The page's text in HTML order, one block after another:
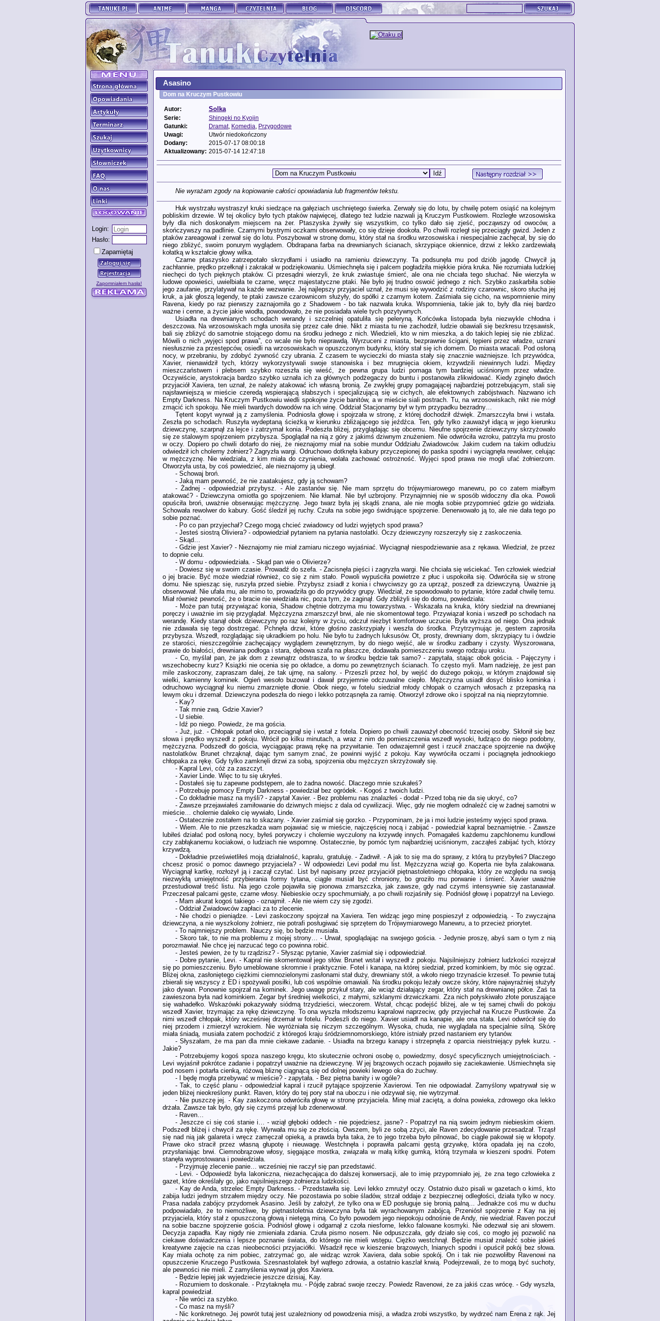
Login:
Hasło:
Zapamiętaj
Zapomniałem hasła!
Asasino
Dom na Kruczym Pustkowiu
Autor: Solka
Serie:
Shingeki no Kyojin
Gatunki:
Dramat, Komedia
Przygodowe
Uwagi:
Utwór niedokończony
Dodany:
2015-07-17 08:00:18
Aktualizowany: 2015-07-14 12:47:18
Nie wyrażam zgody na kopiowanie całości opowiadania lub fragmentów tekstu.
Huk wystrzału wystraszył kruki siedzące na gałęziach uschniętego świerka. Zerwały się do lotu, by chwilę potem osiąść na kolejnym
pobliskim drzewie. W tej okolicy było tych ptaków najwięcej, dlatego też ludzie nazwali ją Kruczym Pustkowiem. Rozległe wrzosowiska
były dla nich doskonałym miejscem na żer. Ptaszyska żywiły się wszystkim, co tylko dało się zjeść, począwszy od owoców, a
skończywszy na padlinie. Czarnymi bystrymi oczkami obserwowały, co się dzieje dookoła. Po chwili rozległ się przeciągły gwizd. Jeden z
ptaków zareagował i zerwał się do lotu. Poszybował w stronę domu, który stał na środku wrzosowiska i niespecjalnie zachęcał, by się do
niego zbliżyć, swoim ponurym wyglądem. Obdrapana farba na drewnianych ścianach, skrzypiące okiennice, drzwi z lekko zardzewiałą
kołatką w kształcie głowy wilka.
Czarne ptaszysko zatrzepotało skrzydłami i usiadło na ramieniu dziewczyny. Ta podsunęła mu pod dziób jagodę. Chwycił ją
zachłannie, prędko przełknął i zakrakał w podziękowaniu. Uśmiechnęła się i palcem pogładziła miękkie pióra kruka. Nie rozumiała ludzkiej
niechęci do tych pięknych ptaków. Ci przesądni wierzyli, że kruk zwiastuje śmierć, ale ona nie chciała tego słuchać. Nie wierzyła w
ludowe opowieści, uwielbiała te czarne, wręcz majestatyczne ptaki. Nie było jej trudno oswoić jednego z nich. Szybko zaskarbiła sobie
jego zaufanie, przylatywał na każde wezwanie. Jej najlepszy przyjaciel uznał, że musi się wywodzić z rodziny czarownic, skoro słucha jej
kruk, a jak głoszą legendy, te ptaki zawsze czarownicom służyły, do spółki z czarnym kotem. Zaśmiała się cicho, na wspomnienie miny
Ravena, kiedy po raz pierwszy zaznajomiła go z Shadowem - bo tak nazwała kruka. Wspomnienia, takie jak to, były dla niej bardzo
ważne i cenne, a życie jakie wiodła, powodowało, że nie posiadała wiele tych pozytywnych.
Usiadła na drewnianych schodach werandy i szczelniej opatuliła się peleryną. Końcówka listopada była niezwykle chłodna i
deszczowa. Na wrzosowiskach mgła unosiła się przez całe dnie. Nikt z miasta tu nie zachodził, ludzie obawiali się bezkresu trzęsawisk,
bali się zbliżyć do samotnie stojącego domu na środku jednego z nich. Wiedzieli, kto w nim mieszka, a do takich lepiej się nie zbliżać.
Mówili o nich „wyjęci spod prawa”, co wcale nie było nieprawdą. Wyrzuceni z miasta, bezprawnie ścigani, tępieni przez władze, uznani
niesłusznie za przestępców, osiedli na wrzosowiskach w opuszczonym budynku, który stał się ich domem. Do miasta wracali. Pod osłoną
nocy, w przebraniu, by zdobyć żywność czy ubrania. Z czasem te wycieczki do miasta stały się znacznie ważniejsze. Ich przywódca,
Xavier, nienawidził tych, którzy wykorzystywali swoje stanowiska i bez mrugnięcia okiem, krzywdzili niewinnych ludzi. Między
mieszczaństwem i plebsem szybko rozeszła się wieść, że pewna grupa ludzi pomaga tym bardziej uciśnionym przez władze.
Oczywiście, arystokracja bardzo szybko uznała ich za głównych podżegaczy do buntu i postanowiła zlikwidować. Kiedy zginęło dwóch
przyjaciół Xaviera, ten uznał, że należy atakować ich własną bronią. Ze zwykłej grupy pomagającej najbardziej potrzebującym, stali się
najsławniejszą w mieście czeredą wspierającą słabszych i specjalizującą się w cichych, ale efektownych zabójstwach. Nazwano ich
Empty Darkness. Na Kruczym Pustkowiu wiedli spokojne życie banitów, a w mieście siali postrach. Tu, na wrzosowiskach, nikt nie mógł
zmącić ich spokoju. Nie mieli twardych dowodów na ich winę. Oddział Stacjonarny był w tym przypadku bezradny…
Tętent kopyt wyrwał ją z zamyślenia. Podniosła głowę i spojrzała w stronę, z której dochodził dźwięk. Zmarszczyła brwi i wstała.
Zeszła po schodach. Ruszyła wydeptaną ścieżką w kierunku zbliżającego się jeźdźca. Ten, gdy tylko zauważył idącą w jego kierunku
dziewczynę, szarpnął za lejce i zatrzymał konia. Podeszła bliżej, przyglądając się obcemu. Nieufne spojrzenie dziewczyny skrzyżowało
się ze stalowym spojrzeniem przybysza. Spoglądał na nią z góry z jakimś dziwnym znużeniem. Nie odwróciła wzroku, patrzyła mu prosto
w oczy. Dopiero po chwili dotarło do niej, że nieznajomy miał na sobie mundur Oddziału Zwiadowców. Jakim cudem na takim odludziu
odwiedził ich cholerny żołnierz? Zagryzła wargi. Odruchowo dotknęła kabury przyczepionej do paska spodni i wyciągnęła rewolwer, celując
w mężczyznę. Nie wiedziała, z kim miała do czynienia, wolała zachować ostrożność. Wyjęci spod prawa nie mogli ufać żołnierzom.
Otworzyła usta, by coś powiedzieć, ale nieznajomy ją ubiegł.
- Schowaj broń.
- Jaką mam pewność, że nie zaatakujesz, gdy ją schowam?
- Żadnej - odpowiedział przybysz. - Ale zastanów się. Nie mam sprzętu do trójwymiarowego manewru, po co zatem miałbym
atakować? - Dziewczyna omiotła go spojrzeniem. Nie kłamał. Nie był uzbrojony. Przynajmniej nie w sposób widoczny dla oka. Powoli
opuściła broń, uważnie obserwując mężczyznę. Jego twarz była jej skądś znana, ale nie mogła sobie przypomnieć gdzie go widziała.
Schowała rewolwer do kabury. Gość śledził jej ruchy. Czuła na sobie jego świdrujące spojrzenie. Denerwowało ją to, ale nie dała tego po
sobie poznać.
- Po co pan przyjechał? Czego mogą chcieć zwiadowcy od ludzi wyjętych spod prawa?
- Jesteś siostrą Oliviera? - odpowiedział pytaniem na pytania nastolatki. Oczy dziewczyny rozszerzyły się z zaskoczenia.
- Skąd…
- Gdzie jest Xavier? - Nieznajomy nie miał zamiaru niczego wyjaśniać. Wyciągnął niespodziewanie asa z rękawa. Wiedział, że przez
to dopnie celu.
- W domu - odpowiedziała. - Skąd pan wie o Olivierze?
- Dowiesz się w swoim czasie. Prowadź do szefa. - Zacisnęła pięści i zagryzła wargi. Nie chciała się wściekać. Ten człowiek wiedział
o jej bracie. Być może wiedział również, co się z nim stało. Powoli wypuściła powietrze z płuc i uspokoiła się. Odwróciła się w stronę
domu. Nie spiesząc się, ruszyła przed siebie. Przybysz zsiadł z konia i chwyciwszy go za uprząż, poszedł za dziewczyną. Uważnie ją
obserwował. Nie ufała mu, ale mimo to, prowadziła go do przywódcy grupy. Wiedział, że spowodowało to pytanie, które zadał chwilę temu.
Miał również pewność, że o bracie nie wiedziała nic, poza tym, że zaginął. Gdy zbliżyli się do domu, powiedziała:
- Może pan tutaj przywiązać konia, Shadow chętnie dotrzyma mu towarzystwa. - Wskazała na kruka, który siedział na drewnianej
poręczy i uważnie im się przyglądał. Mężczyzna zmarszczył brwi, ale nie skomentował tego. Przywiązał konia i wszedł po schodach na
werandę. Kiedy stanął obok dziewczyny po raz kolejny w życiu, odczuł niezbyt komfortowe uczucie. Była wyższa od niego. Ona jednak
nie zdawała się tego dostrzegać. Pchnęła drzwi, które głośno zaskrzypiały i weszła do środka. Przytrzymując je, gestem zaprosiła
przybysza. Wszedł, rozglądając się ukradkiem po holu. Nie było tu żadnych luksusów. Ot, prosty, drewniany dom, skrzypiący tu i ówdzie
ze starości, nieszczególnie zachęcający wyglądem zewnętrznym, by do niego wejść, ale w środku zadbany i czysty. Wyszorowana,
prawie do białości, drewniana podłoga i stara, dębowa szafa na płaszcze, dodawała pomieszczeniu swego rodzaju uroku.
- Co, myślał pan, że jak dom z zewnątrz odstrasza, to w środku będzie tak samo? - zapytała, stając obok gościa. - Pajęczyny i
wszechobecny kurz? Książki nie ocenia się po okładce, a domu po zewnętrznych ścianach. To często myli. Mam nadzieję, że jest pan
mile zaskoczony, zapraszam dalej, że tak ujmę, na salony. - Przeszli przez hol, by wejść do dużego pokoju, w którym znajdował się
wielki, kamienny kominek. Ogień wesoło buzował i dawał przyjemnie odczuwalne ciepło. Mężczyzna usiadł dosyć blisko kominka i
odruchowo wyciągnął ku niemu zmarznięte dłonie. Obok niego, w fotelu siedział młody chłopak o czarnych włosach z przepaską na
lewym oku i drzemał. Dziewczyna podeszła do niego i lekko potrząsnęła za ramię. Otworzył zdrowe oko i spojrzał na nią nieprzytomnie.
- Kay?
- Tak mnie zwą. Gdzie Xavier?
- U siebie.
- Idź po niego. Powiedz, że ma gościa.
- Już, już. - Chłopak potarł oko, przeciągnął się i wstał z fotela. Dopiero po chwili zauważył obecność trzeciej osoby. Skłonił się bez
słowa i prędko wyszedł z pokoju. Wrócił po kilku minutach, a wraz z nim do pomieszczenia wszedł wysoki, łudząco do niego podobny,
mężczyzna. Podszedł do gościa, wyciągając prawą rękę na przywitanie. Ten odwzajemnił gest i rzucił znaczące spojrzenie na dwójkę
nastolatków. Brunet chrząknął, dając tym samym znać, że powinni wyjść z pokoju. Kay wywróciła oczami i pociągnęła jednookiego
chłopaka za rękę. Gdy tylko zamknęli drzwi za sobą, spojrzenia obu mężczyzn skrzyżowały się.
- Kapral Levi, cóż za zaszczyt.
- Xavier Linde. Więc to tu się ukryłeś.
- Dostałeś się tu zapewne podstępem, ale to żadna nowość. Dlaczego mnie szukałeś?
- Potrzebuję pomocy Empty Darkness - powiedział bez ogródek. - Kogoś z twoich ludzi.
- Co dokładnie masz na myśli? - zapytał Xavier. - Bez problemu nas znalazłeś - dodał - Przed tobą nie da się ukryć, co?
- Zawsze przejawiałeś zamiłowanie do dziwnych miejsc z dala od cywilizacji. Więc, gdy nie mogłem odnaleźć cię w żadnej samotni w
mieście… cholernie daleko cię wywiało, Linde.
- Ostatecznie zostałem na to skazany. - Xavier zaśmiał się gorzko. - Przypominam, że ja i moi ludzie jesteśmy wyjęci spod prawa.
- Wiem. Ale to nie przeszkadza wam pojawiać się w mieście, najczęściej nocą i zabijać - powiedział kapral beznamiętnie. - Zawsze
lubiłeś działać pod osłoną nocy, byłeś porywczy i cholernie wyczulony na krzywdę innych. Pomagałeś każdemu zapchlonemu kundlowi
czy zabłąkanemu kociakowi, o ludziach nie wspomnę. Ostatecznie, by pomóc tym najbardziej uciśnionym, zacząłeś zabijać tych, którzy
krzywdzą.
- Dokładnie prześwietliłeś moją działalność, kapralu, gratuluję. - Zadrwił. - A jak to się ma do sprawy, z którą tu przybyłeś? Dlaczego
chcesz prosić o pomoc dawnego przyjaciela? - W odpowiedzi Levi podał mu list. Mężczyzna wziął go. Koperta nie była zalakowana.
Wyciągnął kartkę, rozłożył ją i zaczął czytać. List był napisany przez przyjaciół piętnastoletniego chłopaka, który ze względu na swoją
niezwykłą umiejętność przybierania formy tytana, ciągle musiał być chroniony, bo groziło mu porwanie i śmierć. Xavier uważnie
przestudiował treść listu. Na jego czole pojawiła się pionowa zmarszczka, jak zawsze, gdy nad czymś intensywnie się zastanawiał.
Przeczesał palcami gęste, czarne włosy. Niebieskie oczy spochmurniały, a po chwili rozjaśniły się. Podniósł głowę i popatrzył na Leviego.
- Mam akurat kogoś takiego - oznajmił. - Ale nie wiem czy się zgodzi.
- Oddział Zwiadowców zapłaci za to zlecenie.
- Nie chodzi o pieniądze. - Levi zaskoczony spojrzał na Xaviera. Ten widząc jego minę pospieszył z odpowiedzią. - To zwyczajna
dziewczyna, a nie wyszkolony żołnierz, nie potrafi posługiwać się sprzętem do Trójwymiarowego Manewru, a to przecież priorytet.
- To najmniejszy problem. Nauczy się, bo będzie musiała.
- Skoro tak, to nie ma problemu z mojej strony… - Urwał, spoglądając na swojego gościa. - Jedynie proszę, abyś sam o tym z nią
porozmawiał. Nie chcę jej narzucać tego co powinna robić.
- Jesteś pewien, że ty tu rządzisz? - Słysząc pytanie, Xavier zaśmiał się i odpowiedział.
- Dobre pytanie, Levi. - Kapral nie skomentował jego słów. Brunet wstał i wyszedł z pokoju. Najsilniejszy żołnierz ludzkości rozejrzał
się po pomieszczeniu. Było umeblowane skromnie i praktycznie. Fotel i kanapa, na której siedział, przed kominkiem, by móc się ogrzać.
Bliżej okna, zasłoniętego ciężkimi ciemnozielonymi zasłonami stał duży, drewniany stół, a wkoło niego trzynaście krzeseł. To pewnie tutaj
zbierali się wszyscy z ED i spożywali posiłki, lub coś wspólnie omawiali. Na środku pokoju leżały owcze skóry, które najwyraźniej służyły
jako dywan. Ponownie spojrzał na kominek. Jego uwagę przykuł stary, ale wciąż działający zegar, który stał na drewnianej półce. Zaś ta
zawieszona była nad kominkiem. Zegar był średniej wielkości, z małymi, szklanymi drzwiczkami. Zza nich połyskiwało złote poruszające
się wahadełko. Wskazówki pokazywały siódmą trzydzieści, wieczorem. Wstał, chcąc podejść bliżej, ale w tej samej chwili do pokoju
wszedł Xavier, trzymając za rękę dziewczynę. To ona wyszła młodszemu kapralowi naprzeciw, gdy przyjechał na Krucze Pustkowie. Za
nimi wszedł chłopak, który wcześniej drzemał w fotelu. Podeszli do niego. Xavier usiadł na kanapie, ale ona stała. Levi odwrócił się do
niej przodem i zmierzył wzrokiem. Nie wyróżniała się niczym szczególnym. Wysoka, chuda, nie wyglądała na specjalnie silną. Skórę
miała śniadą, musiała zatem pochodzić z któregoś kraju śródziemnomorskiego, które istniały przed nastaniem ery tytanów.
- Słyszałam, że ma pan dla mnie ciekawe zadanie. - Usiadła na brzegu kanapy i strzepnęła z oparcia nieistniejący pyłek kurzu. -
Jakie?
- Potrzebujemy kogoś spoza naszego kręgu, kto skutecznie ochroni osobę o, powiedzmy, dosyć specyficznych umiejętnościach. -
Levi wyjaśnił pokrótce zadanie i popatrzył uważnie na dziewczynę. W jej brązowych oczach pojawiło się zaciekawienie. Uśmiechnęła się
pod nosem i potarła cienką, różową bliznę ciągnącą się od dolnej powieki lewego oka do żuchwy.
- I będę mogła przebywać w mieście? - zapytała. - Bez piętna banity i w ogóle?
- Tak, to część planu - odpowiedział kapral i rzucił pytające spojrzenie Xavierowi. Ten nie odpowiadał. Zamyślony wpatrywał się w
jeden bliżej nieokreślony punkt. Raven, który do tej pory stał na uboczu i nie odzywał się, nie wytrzymał.
- Nie puszczę jej. - Kay zaskoczona odwróciła głowę w stronę przyjaciela. Minę miał zaciętą, a dolna powieka, zdrowego oka lekko
drżała. Zawsze tak było, gdy się czymś przejął lub zdenerwował.
- Raven…
- Jeszcze ci się coś stanie i… - wziął głęboki oddech - nie pojedziesz, jasne? - Popatrzył na nią swoim jednym niebieskim okiem.
Podszedł bliżej i chwycił za rękę. Wyrwała mu się ze złością. Owszem, byli ze sobą zżyci, ale Raven zdecydowanie przesadzał. Trząsł
się nad nią jak galareta i wręcz zamęczał opieką, a prawda była taka, że to jego trzeba było pilnować, bo ciągle pakował się w kłopoty.
Prawe oko stracił przez własną głupotę i nieuwagę. Westchnęła i poprawiła palcami gęstą grzywkę, która opadała jej na czoło,
przysłaniając brwi. Ciemnobrązowe włosy, sięgające mostka, związała w małą kitkę gumką, którą trzymała w kieszeni spodni. Potem
stanęła wyprostowana i powiedziała.
- Przyjmuję zlecenie panie… wcześniej nie raczył się pan przedstawić.
- Levi. - Odpowiedź była lakoniczna, niezachęcająca do dalszej konwersacji, ale to imię przypomniało jej, że zna tego człowieka z
gazet, które określały go, jako najsilniejszego żołnierza ludzkości.
- Kay de Anda, strzelec Empty Darkness. - Przedstawiła się. Levi lekko zmrużył oczy. Ostatnio dużo pisali w gazetach o kimś, kto
zabija ludzi jednym strzałem między oczy. Nie pozostawia po sobie śladów, strzał oddaje z bezpiecznej odległości, działa tylko w nocy.
Prasa nadała zabójcy przydomek Asasino. Jeśli by założył, że tylko ona w ED posługuje się bronią palną... Jednakże coś mu w duchu
podpowiadało, że to niemożliwe, by piętnastoletnia dziewczyna była tak wyrachowanym zabójcą. Przeniósł spojrzenie z Kay na jej
przyjaciela, który stał z opuszczoną głową i nietęgą miną. Co było powodem jego niepokoju odnośnie de Andy, nie wiedział. Raven poczuł
na sobie baczne spojrzenie gościa. Podniósł głowę i odgarnął z czoła niesforne, lekko falowane kosmyki. Nie odezwał się ani słowem.
Decyzja zapadła. Kay nigdy nie zmieniała zdania. Czuła pismo nosem. Nie odpuszczała, gdy działo się coś, co mogło jej pozwolić na
ciekawe doświadczenia i lepsze poznanie świata, do którego nie mieli wstępu. Ciężko westchnął. Będzie musiał znaleźć sobie jakieś
kreatywne zajęcie na czas nieobecności przyjaciółki. Wsadził ręce w kieszenie brązowych, lnianych spodni i opuścił pokój bez słowa.
Kay miała ochotę za nim pobiec, zatrzymać go, ale widząc wzrok Xaviera, dała sobie spokój. On i tak nie pozwoliłby Ravenowi na
opuszczenie Kruczego Pustkowia. Szesnastolatek był wątłego zdrowia, a ostatnio kaszlał krwią. Podejrzewali, że to mogą być suchoty,
ale pewności nie mieli. Z zamyślenia wyrwał ją głos Xaviera.
- Będzie lepiej jak wyjedziecie jeszcze dzisiaj, Kay.
- Rozumiem to doskonale. - Przytaknęła mu. - Pójdę zabrać swoje rzeczy. Powiedz Ravenowi, że za jakiś czas wrócę. - Gdy wyszła,
kapral powiedział.
- Nie wróci za szybko.
- Co masz na myśli?
- Nic konkretnego. Jej powrót tutaj jest uzależniony od powodzenia misji, a władza zrobi wszystko, by wydrzeć nam Erena z rąk. Jej